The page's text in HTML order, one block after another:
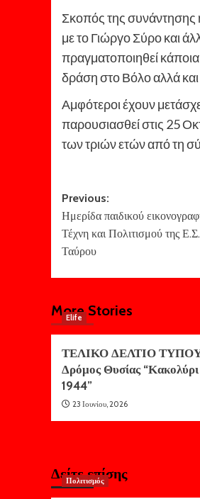
Σκοπός της
με το Γιώργο Σύρο και
πραγματοποιηθεί
δράση στο Βόλο αλλά
Αμφότεροι έχουν
παρουσιασθεί στις 25
των τριών ετών από τη
Post
navigation
Previous:
Ημερίδα παιδικού
Τέχνη και Πολιτισμού της
Ταύρου
More Stories
Elife
ΤΕΛΙΚΟ ΔΕΛΤΙΟ ΤΥΠΟΥ
Δρόμος Θυσίας “Κακολύρι
1944”
23 Ιουνίου, 2026
Δείτε επίσης
Πολιτισμός